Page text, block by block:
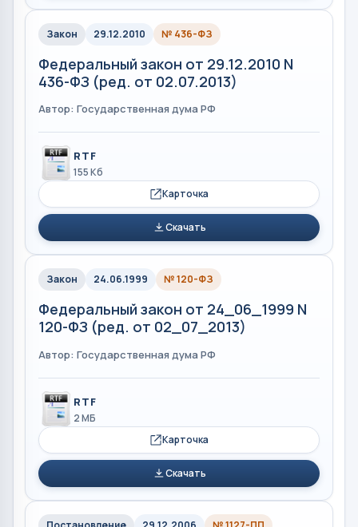
Закон 29.12.2010 № 436-ФЗ
Федеральный закон от 29.12.2010 N
436-ФЗ (ред. от 02.07.2013)
Автор: Государственная дума РФ
RTF
155 Кб
Карточка
Скачать
Закон 24.06.1999 № 120-ФЗ
Федеральный закон от 24_06_1999 N
120-ФЗ (ред. от 02_07_2013)
Автор: Государственная дума РФ
RTF
2 МБ
Карточка
Скачать